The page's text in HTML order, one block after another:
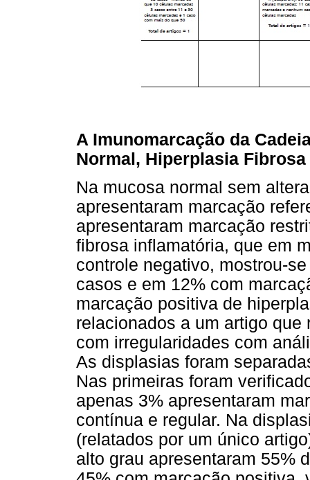
A Imunomarcação da
Normal, Hiperplasia
Na mucosa normal sem
apresentaram marcação
apresentaram marcação
fibrosa inflamatória, que em
controle negativo, mostrou-
casos e em 12% com
marcação positiva de
relacionados a um artigo
com irregularidades com
As displasias foram
Nas primeiras foram
apenas 3% apresentaram
contínua e regular. Na
(relatados por um único
alto grau apresentaram 55%